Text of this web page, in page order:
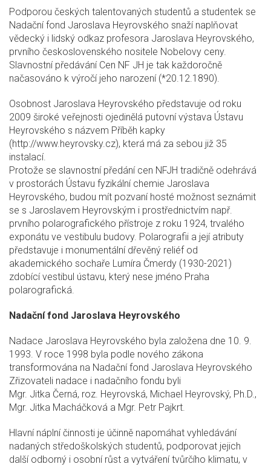
Podporou českých talentovaných studentů a studentek se
Nadační fond Jaroslava Heyrovského snaží naplňovat
vědecký i lidský odkaz profesora Jaroslava Heyrovského,
prvního československého nositele Nobelovy ceny.
Slavnostní předávání Cen NF JH je tak každoročně
načasováno k výročí jeho narození (*20.12.1890).
Osobnost Jaroslava Heyrovského představuje od roku
2009 široké veřejnosti ojedinělá putovní výstava Ústavu
Heyrovského s názvem Příběh kapky
(http://www.heyrovsky.cz), která má za sebou již 35
instalací.
Protože se slavnostní předání cen NFJH tradičně odehrává
v prostorách Ústavu fyzikální chemie Jaroslava
Heyrovského, budou mít pozvaní hosté možnost seznámit
se s Jaroslavem Heyrovským i prostřednictvím např.
prvního polarografického přístroje z roku 1924, trvalého
exponátu ve vestibulu budovy. Polarografii a její atributy
představuje i monumentální dřevěný reliéf od
akademického sochaře Lumíra Čmerdy (1930-2021)
zdobící vestibul ústavu, který nese jméno Praha
polarografická.
Nadační fond Jaroslava Heyrovského
Nadace Jaroslava Heyrovského byla založena dne 10. 9.
1993. V roce 1998 byla podle nového zákona
transformována na Nadační fond Jaroslava Heyrovského
Zřizovateli nadace i nadačního fondu byli
Mgr. Jitka Černá, roz. Heyrovská, Michael Heyrovský, Ph.D.,
Mgr. Jitka Macháčková a Mgr. Petr Pajkrt.
Hlavní náplní činnosti je účinně napomáhat vyhledávání
nadaných středoškolských studentů, podporovat jejich
další odborný i osobní růst a vytváření tvůrčího klimatu, v